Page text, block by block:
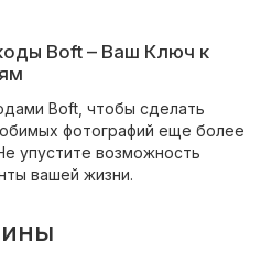
Boft – Ваш Ключ к
Boft, чтобы сделать
фотографий еще более
упустите возможность
вашей жизни.